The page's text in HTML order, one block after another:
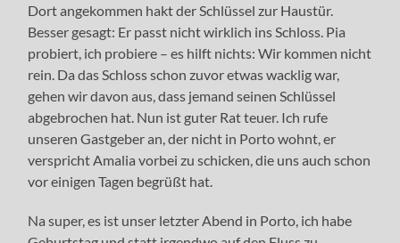
Dort angekommen hakt der Schlüssel zur Haustür.
Besser gesagt: Er passt nicht wirklich ins Schloss. Pia
probiert, ich probiere – es hilft nichts: Wir kommen nicht
rein. Da das Schloss schon zuvor etwas wacklig war,
gehen wir davon aus, dass jemand seinen Schlüssel
abgebrochen hat. Nun ist guter Rat teuer. Ich rufe
unseren Gastgeber an, der nicht in Porto wohnt, er
verspricht Amalia vorbei zu schicken, die uns auch schon
vor einigen Tagen begrüßt hat.
Na super, es ist unser letzter Abend in Porto, ich habe